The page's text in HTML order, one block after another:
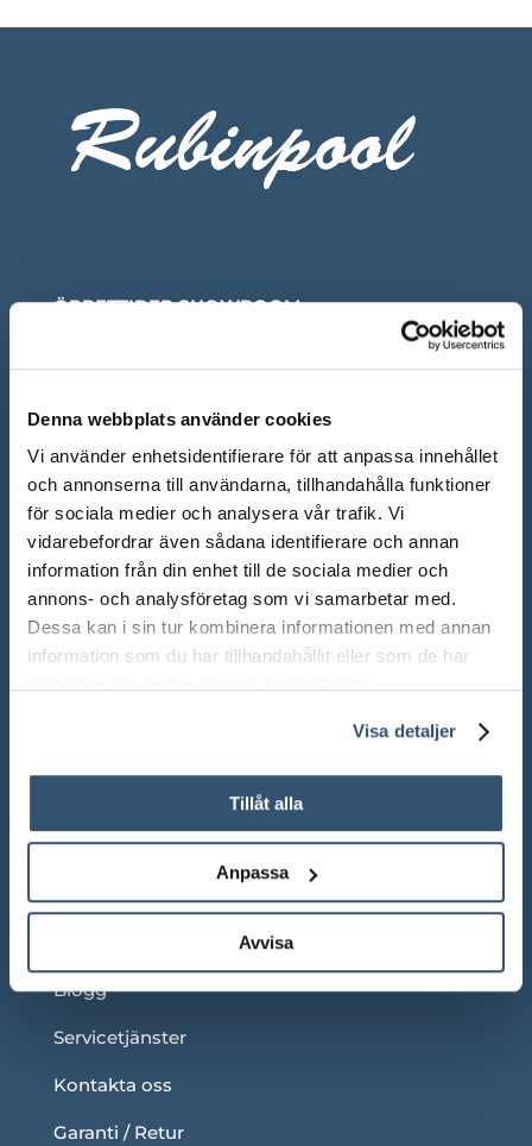
Denna webbplats använder cookies
Vi använder enhetsidentifierare för att anpassa innehållet
och annonserna till användarna, tillhandahålla funktioner
för sociala medier och analysera vår trafik. Vi
vidarebefordrar även sådana identifierare och annan
information från din enhet till de sociala medier och
annons- och analysföretag som vi samarbetar med.
Dessa kan i sin tur kombinera informationen med annan
information som du har tillhandahållit eller som de har
Visa detaljer
Tillåt alla
Anpassa
Avvisa
ÖPPETTIDER SHOWROOM
Sön: Stängt
Röda dagar: Stängt om inget annat anges
Adress: Ådalsvägen 271, 265 90 Åstorp
Telefon: 042 – 22 55 59
TELEFONTIDER
Under våra ordinarie öppettider
LÄNKAR
Blogg
Servicetjänster
Kontakta oss
Garanti / Retur